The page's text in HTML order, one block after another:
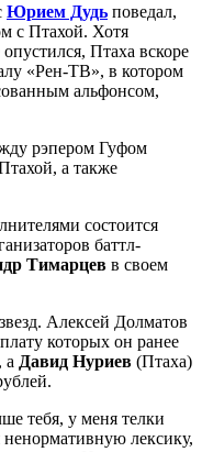
Юрием Дудь поведал,
с Птахой. Хотя
Птаха вскоре
«Рен-ТВ», в котором
альфонсом,
рэпером Гуфом
а также
состоится
баттл-
Тимарцев в своем
Алексей Долматов
которых он ранее
а Давид Нуриев (Птаха)
тебя, у меня телки
лексику,